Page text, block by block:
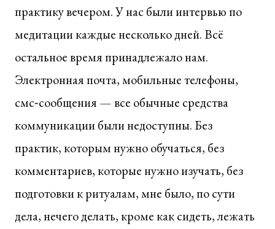
практику вечером. У нас были интервью по
медитации каждые несколько дней. Всё
остальное время принадлежало нам.
Электронная почта, мобильные телефоны,
смс‑сообщения — все обычные средства
коммуникации были недоступны. Без
практик, которым нужно обучаться, без
комментариев, которые нужно изучать, без
подготовки к ритуалам, мне было, по сути
дела, нечего делать, кроме как сидеть, лежать